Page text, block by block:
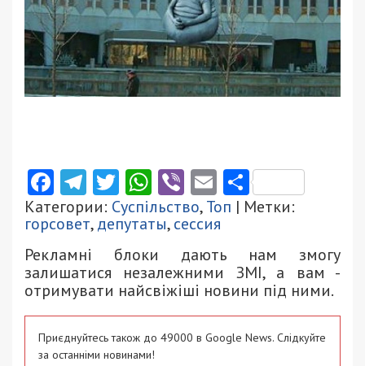
Facebook
Telegram
Twitter
WhatsApp
ViberEmail
Категории: Суспільство,Топ | Метки:
горсовет,депутаты,сессия
Рекламні блоки дають нам змогу
залишатися незалежними ЗМІ, а вам -
отримувати найсвіжіші новини під ними.
Приєднуйтесь також до 49000 в Google News. Слідкуйте
за останніми новинами!